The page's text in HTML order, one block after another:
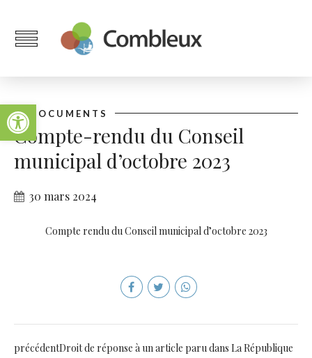
Ouvrir la barre d’outils
DOCUMENTS
Compte-rendu du Conseil
municipal d’octobre 2023
30 mars 2024
Compte rendu du Conseil municipal d’octobre 2023
précédentDroit de réponse à un article paru dans La République